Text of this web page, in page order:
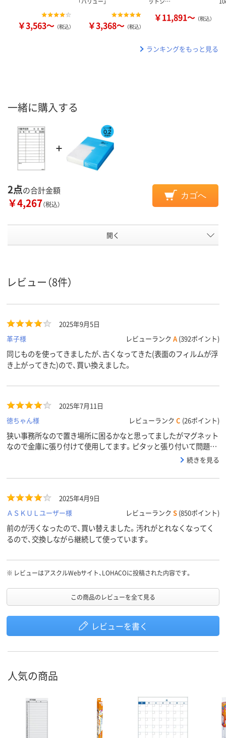
￥3,563～ （税込） ￥3,368～ （税込）
￥11,891～ （税込）
ランキングをもっと見る
一緒に購入する
2点の合計金額
￥4,267（税込）
カゴへ
開く
レビュー（8件）
2025年9月5日
革子様
レビューランク A (392ポイント)
同じものを使ってきましたが、古くなってきた(表面のフィルムが浮
き上がってきた)ので、買い換えました。
2025年7月11日
徳ちゃん様
レビューランク C (26ポイント)
狭い事務所なので置き場所に困るかなと思ってましたがマグネット
なので金庫に張り付けて使用してます。ピタッと張り付いて問題な
続きを見る
2025年4月9日
ＡＳＫＵＬユーザー様
レビューランク S (850ポイント)
前のが汚くなったので、買い替えました。汚れがとれなくなってく
るので、交換しながら継続して使っています。
※ レビューはアスクルWebサイト、LOHACOに投稿された内容です。
この商品のレビューを全て見る
レビューを書く
人気の商品